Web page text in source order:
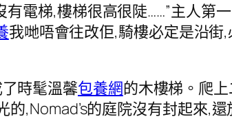
電梯,樓梯很高很陡……”主人第
我哋唔會往改佢,騎樓必定是沿街
時髦溫馨包養網的木樓梯。爬
,Nomad’s的庭院沒有封起來,